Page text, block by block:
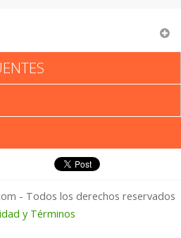
tu
- Todos los derechos reservados
y Términos